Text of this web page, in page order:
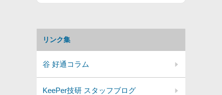
リンク集
谷 好通コラム
KeePer技研 スタッフブログ